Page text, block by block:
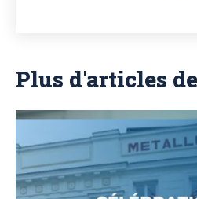
Plus d'articles